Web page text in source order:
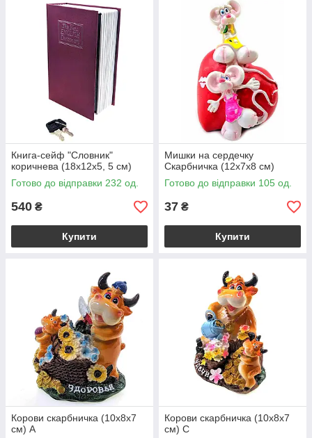
Книга-сейф "Словник"
коричнева (18х12х5, 5 см)
Готово до відправки 232 од.
540 ₴
Купити
Мишки на сердечку
Скарбничка (12х7х8 см)
Готово до відправки 105 од.
37 ₴
Купити
Корови скарбничка (10х8х7
см) A
Корови скарбничка (10х8х7
см) C